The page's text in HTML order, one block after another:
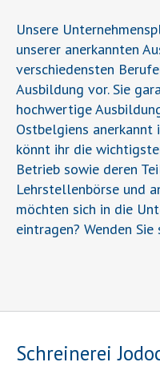
Unsere
unserer anerkannten
verschiedensten
Ausbildung vor. Sie
hochwertige
Ostbelgiens
könnt ihr die
Betrieb sowie deren
Lehrstellenbörse und
möchten sich in die
eintragen? Wenden Sie
Schreinerei